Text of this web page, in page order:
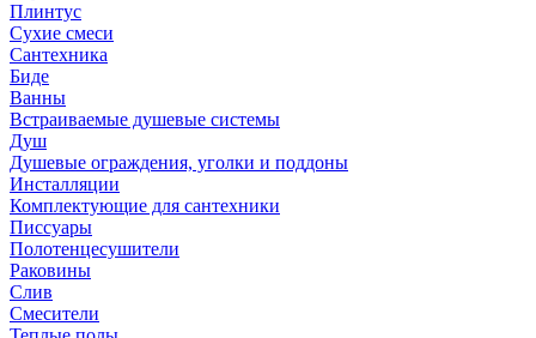
Плинтус
Сухие смеси
Сантехника
Биде
Ванны
Встраиваемые душевые системы
Душ
Душевые ограждения, уголки и поддоны
Инсталляции
Комплектующие для сантехники
Писсуары
Полотенцесушители
Раковины
Слив
Смесители